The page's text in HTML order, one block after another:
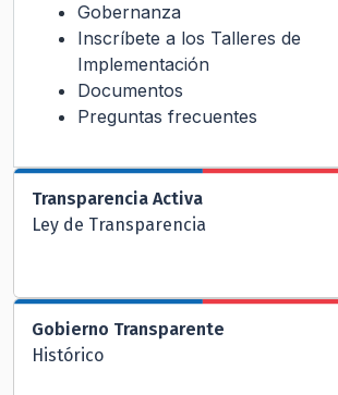
Gobernanza
Inscríbete a los Talleres de
Implementación
Documentos
Preguntas frecuentes
Transparencia Activa
Ley de Transparencia
Gobierno Transparente
Histórico